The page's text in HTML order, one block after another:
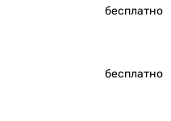
бесплатно
бесплатно